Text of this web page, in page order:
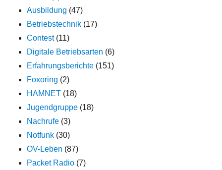
Ausbildung (47)
Betriebstechnik (17)
Contest(11)
Digitale Betriebsarten (6)
Erfahrungsberichte (151)
Foxoring (2)
HAMNET (18)
Jugendgruppe (18)
Nachrufe (3)
Notfunk (30)
OV-Leben (87)
Packet Radio (7)